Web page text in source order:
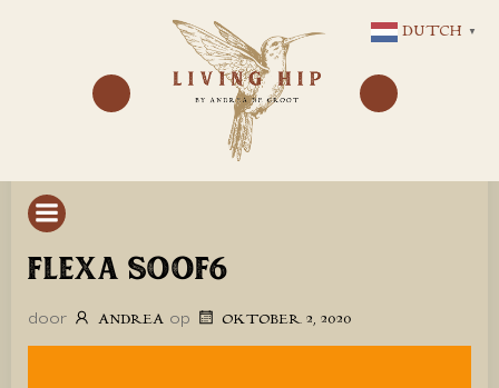
NAAR
DE
INHOUD
FLEXA SOOF6
door ANDREA op OKTOBER 2, 2020
DUTCH ▼